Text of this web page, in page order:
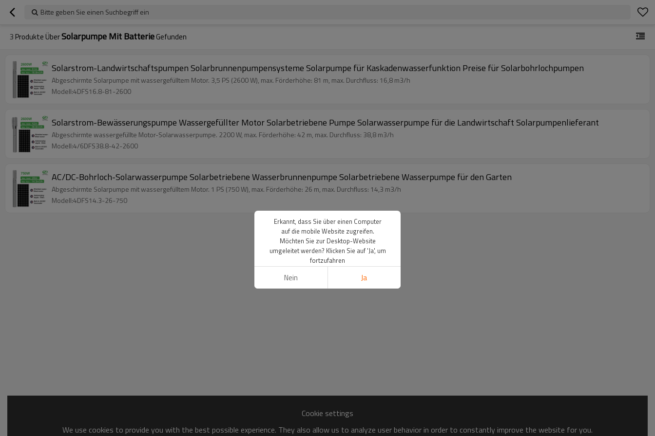
Bitte geben Sie einen Suchbegriff ein
3 Produkte ÜberSolarpumpe Mit BatterieGefunden
Solarstrom-Landwirtschaftspumpen Solarbrunnenpumpensysteme Solarpumpe für Kaskadenwasserfunktion Preise für Solarbohrlochpumpen
Abgeschirmte Solarpumpe mit wassergefülltem Motor. 3,5 PS (2600 W), max. Förderhöhe: 81 m, max. Durchfluss: 16,8 m3/h
Modell:4DFS16.8-81-2600
Solarstrom-Bewässerungspumpe Wassergefüllter Motor Solarbetriebene Pumpe Solarwasserpumpe für die Landwirtschaft Solarpumpenlieferant
Abgeschirmte wassergefüllte Motor-Solarwasserpumpe. 2200 W, max. Förderhöhe: 42 m, max. Durchfluss: 38,8 m3/h
Modell:4/6DFS38.8-42-2600
AC/DC-Bohrloch-Solarwasserpumpe Solarbetriebene Wasserbrunnenpumpe Solarbetriebene Wasserpumpe für den Garten
Abgeschirmte Solarpumpe mit wassergefülltem Motor. 1 PS (750 W), max. Förderhöhe: 26 m, max. Durchfluss: 14,3 m3/h
Modell:4DFS14.3-26-750
Cookie settings
We use cookies to provide you with the best possible experience. They also allow us to analyze user behavior in order to constantly improve the website for you.
Erkannt, dass Sie über einen Computer
auf die mobile Website zugreifen.
Möchten Sie zur Desktop-Website
umgeleitet werden? Klicken Sie auf 'Ja', um
fortzufahren
Nein Ja